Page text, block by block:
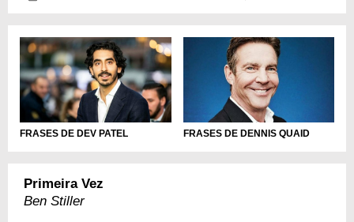
FRASES DE DEV PATEL FRASES DE DENNIS QUAID
Primeira Vez
Ben Stiller